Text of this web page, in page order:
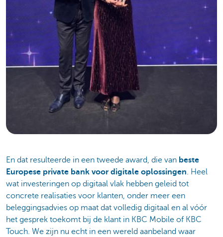
En dat resulteerde in een tweede award, die van beste
Europese private bank voor digitale oplossingen. Heel
wat investeringen op digitaal vlak hebben geleid tot
concrete realisaties voor klanten, onder meer een
beleggingsadvies op maat dat volledig digitaal en al vóór
het gesprek toekomt bij de klant in KBC Mobile of KBC
Touch. We zijn nu echt in een wereld aanbeland waar